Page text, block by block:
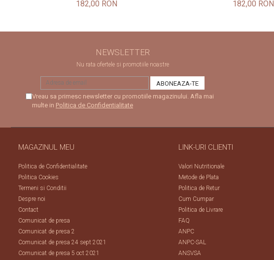
182,00 RON
182,00 RON
NEWSLETTER
Nu rata ofertele si promotiile noastre
Vreau sa primesc newsletter cu promotiile magazinului. Afla mai
multe in Politica de Confidentialitate
MAGAZINUL MEU
Politica de Confidentialitate
Politica Cookies
Termeni si Conditii
Despre noi
Contact
Comunicat de presa
Comunicat de presa 2
Comunicat de presa 24 sept 2021
Comunicat de presa 5 oct 2021
LINK-URI CLIENTI
Valori Nutritionale
Metode de Plata
Politica de Retur
Cum Cumpar
Politica de Livrare
FAQ
ANPC
ANPC-SAL
ANSVSA